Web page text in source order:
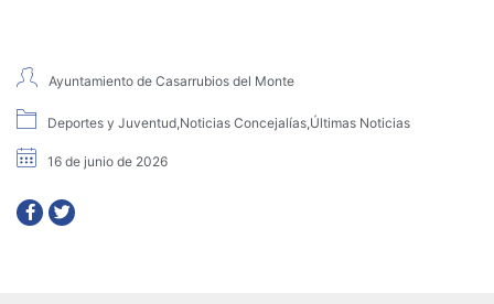
Ayuntamiento de Casarrubios del Monte
Deportes y Juventud,Noticias Concejalías,Últimas Noticias
16 de junio de 2026